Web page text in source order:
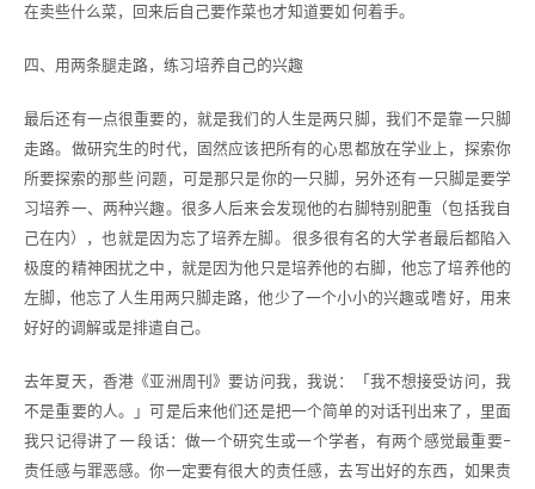
在卖些什么菜，回来后自己要作菜也才知道要如 何着手。
四、用两条腿走路，练习培养自己的兴趣
最后还有一点很重要的，就是我们的人生是两只脚，我们不是靠一只脚
走路。做研究生的时代，固然应该把所有的心思都放在学业上，探索你
所要探索的那些 问题，可是那只是你的一只脚，另外还有一只脚是要学
习培养一、两种兴趣。很多人后来会发现他的右脚特别肥重（包括我自
己在内），也就是因为忘了培养左脚。 很多很有名的大学者最后都陷入
极度的精神困扰之中，就是因为他只是培养他的右脚，他忘了培养他的
左脚，他忘了人生用两只脚走路，他少了一个小小的兴趣或嗜 好，用来
好好的调解或是排遣自己。
去年夏天，香港《亚洲周刊》要访问我，我说：「我不想接受访问，我
不是重要的人。」可是后来他们还是把一个简单的对话刊出来了，里面
我只记得讲了一 段话：做一个研究生或一个学者，有两个感觉最重要–
责任感与罪恶感。你一定要有很大的责任感，去写出好的东西，如果责